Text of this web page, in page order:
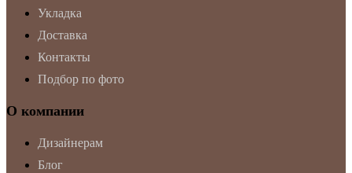
Укладка
Доставка
Контакты
Подбор по фото
О компании
Дизайнерам
Блог